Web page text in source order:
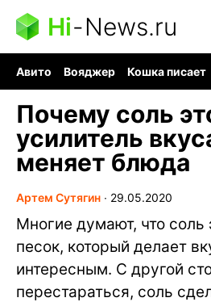
Hi-News.ru
Авито Вояджер Кошка писает
Почему соль
усилитель
меняет блюда
Артем Сутягин ∙ 29.05.2020
Многие думают, что соль
песок, который делает
интересным. С другой
перестараться, соль